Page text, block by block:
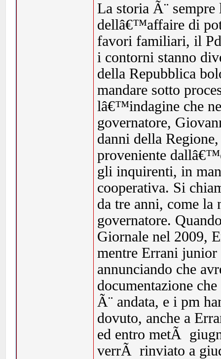
La storia Ã¨
dellâ€™affaire di
favori familiari, il
i contorni stanno
della Repubblica
mandare sotto
lâ€™indagine che
governatore,
danni della
proveniente
gli inquirenti, in
cooperativa. Si
da tre anni, come la
governatore.
Giornale nel 2009,
mentre Errani
annunciando che
documentazione
Ã¨ andata, e i pm
dovuto, anche a
ed entro metÃ
verrÃ rinviato a